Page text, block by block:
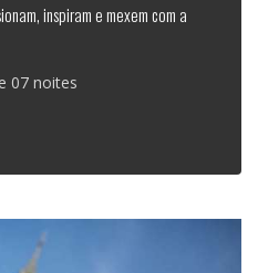
inspiram e mexem com a
07 noites